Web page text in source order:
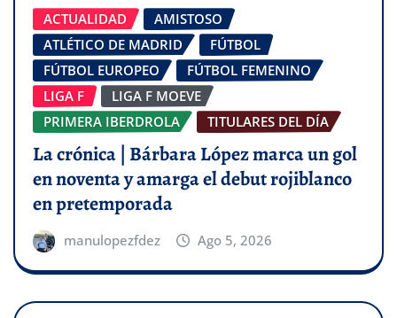
ACTUALIDAD
AMISTOSO
ATLÉTICO DE MADRID
FÚTBOL
FÚTBOL EUROPEO
FÚTBOL FEMENINO
LIGA F
LIGA F MOEVE
PRIMERA IBERDROLA
TITULARES DEL DÍA
La crónica | Bárbara López marca un gol
en noventa y amarga el debut rojiblanco
en pretemporada
manulopezfdez Ago 5, 2026